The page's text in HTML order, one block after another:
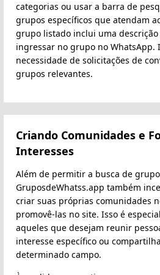
categorias ou usar a barra de
grupos específicos que atendam
grupo listado inclui uma
ingressar no grupo no WhatsApp.
necessidade de solicitações de
grupos relevantes.
Criando Comunidades e
Interesses
Além de permitir a busca de
GruposdeWhatss.app também
criar suas próprias comunidades
promovê-las no site. Isso é
aqueles que desejam reunir
interesse específico ou
determinado campo.